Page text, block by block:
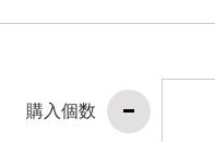
購入個数